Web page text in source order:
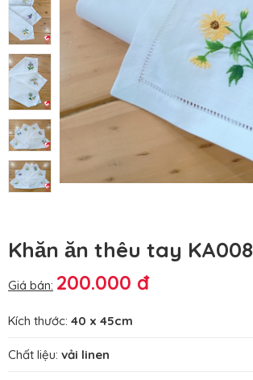
Khăn ăn thêu tay KA008
Giá bán: 200.000 đ
Kích thước: 40 x 45cm
Chất liệu: vải linen